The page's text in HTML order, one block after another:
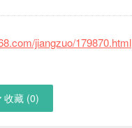
jiangzuo/179870.html
收藏 (0)